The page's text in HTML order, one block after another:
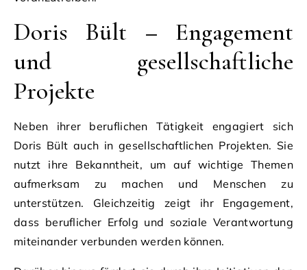
Doris Bült – Engagement
und gesellschaftliche
Projekte
Neben ihrer beruflichen Tätigkeit engagiert sich
Doris Bült auch in gesellschaftlichen Projekten. Sie
nutzt ihre Bekanntheit, um auf wichtige Themen
aufmerksam zu machen und Menschen zu
unterstützen. Gleichzeitig zeigt ihr Engagement,
dass beruflicher Erfolg und soziale Verantwortung
miteinander verbunden werden können.